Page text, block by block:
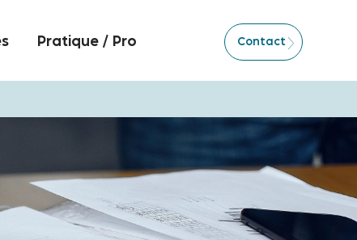
Pratique / Pro Contact